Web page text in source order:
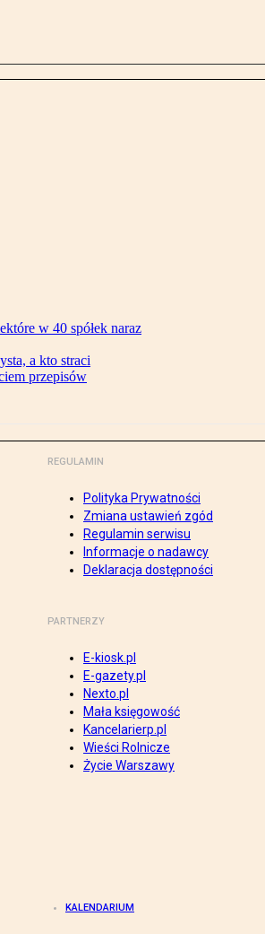
w 40 spółek naraz
a kto straci
przepisów
REGULAMIN
Polityka Prywatności
Zmiana ustawień zgód
Regulamin serwisu
Informacje o nadawcy
Deklaracja dostępności
PARTNERZY
E-kiosk.pl
E-gazety.pl
Nexto.pl
Mała księgowość
Kancelarierp.pl
Wieści Rolnicze
Życie Warszawy
KALENDARIUM